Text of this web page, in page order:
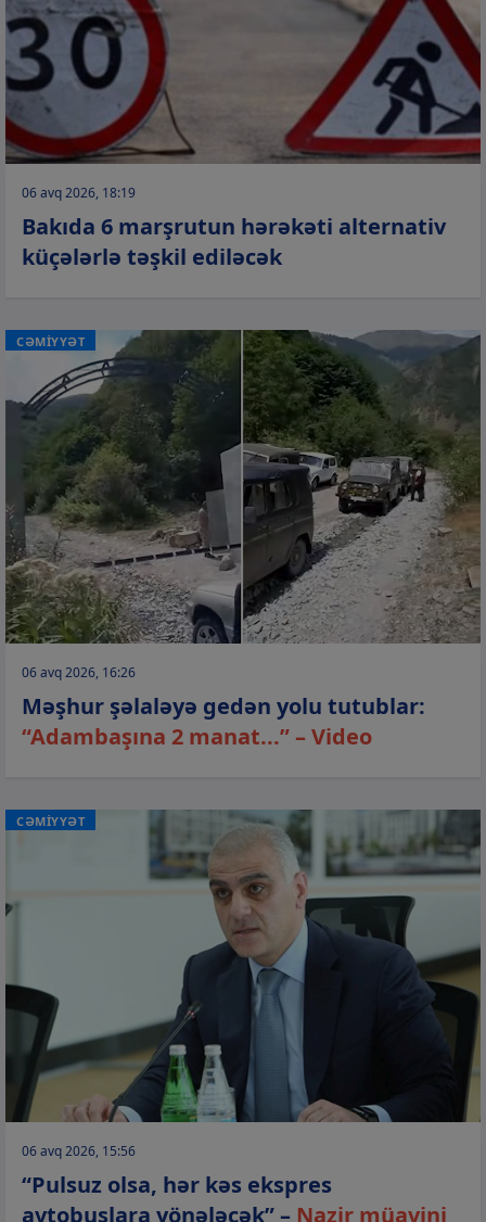
06 avq 2026, 18:19
Bakıda 6 marşrutun hərəkəti alternativ
küçələrlə təşkil ediləcək
CƏMİYYƏT
06 avq 2026, 16:26
Məşhur şəlaləyə gedən yolu tutublar:
“Adambaşına 2 manat...” – Video
CƏMİYYƏT
06 avq 2026, 15:56
“Pulsuz olsa, hər kəs ekspres
avtobuslara yönələcək” – Nazir müavini